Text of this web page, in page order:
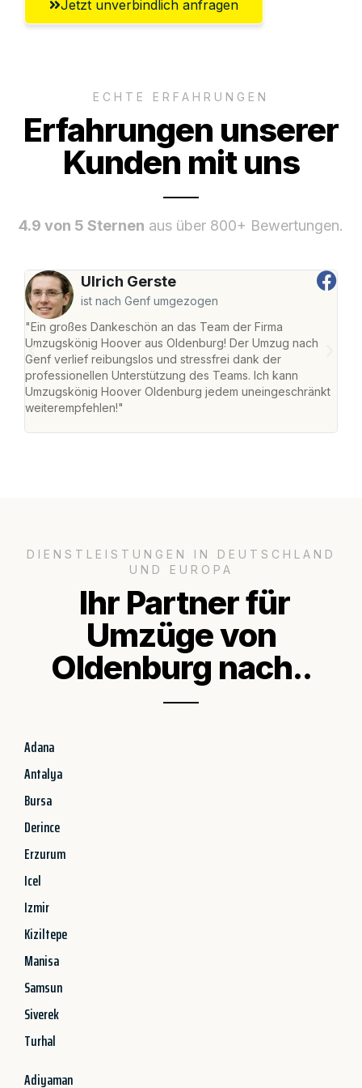
Jetzt unverbindlich anfragen
ECHTE ERFAHRUNGEN
Erfahrungen unserer
Kunden mit uns
4.9 von 5 Sternen aus über 800+ Bewertungen.
Ulrich Gerste
ist nach Genf umgezogen
"Ein großes Dankeschön an das Team der Firma
Umzugskönig Hoover aus Oldenburg! Der Umzug nach
Genf verlief reibungslos und stressfrei dank der
professionellen Unterstützung des Teams. Ich kann
Umzugskönig Hoover Oldenburg jedem uneingeschränkt
weiterempfehlen!"
DIENSTLEISTUNGEN IN DEUTSCHLAND
UND EUROPA
Ihr Partner für
Umzüge von
Oldenburg nach..
Adana
Antalya
Bursa
Derince
Erzurum
Icel
Izmir
Kiziltepe
Manisa
Samsun
Siverek
Turhal
Adiyaman